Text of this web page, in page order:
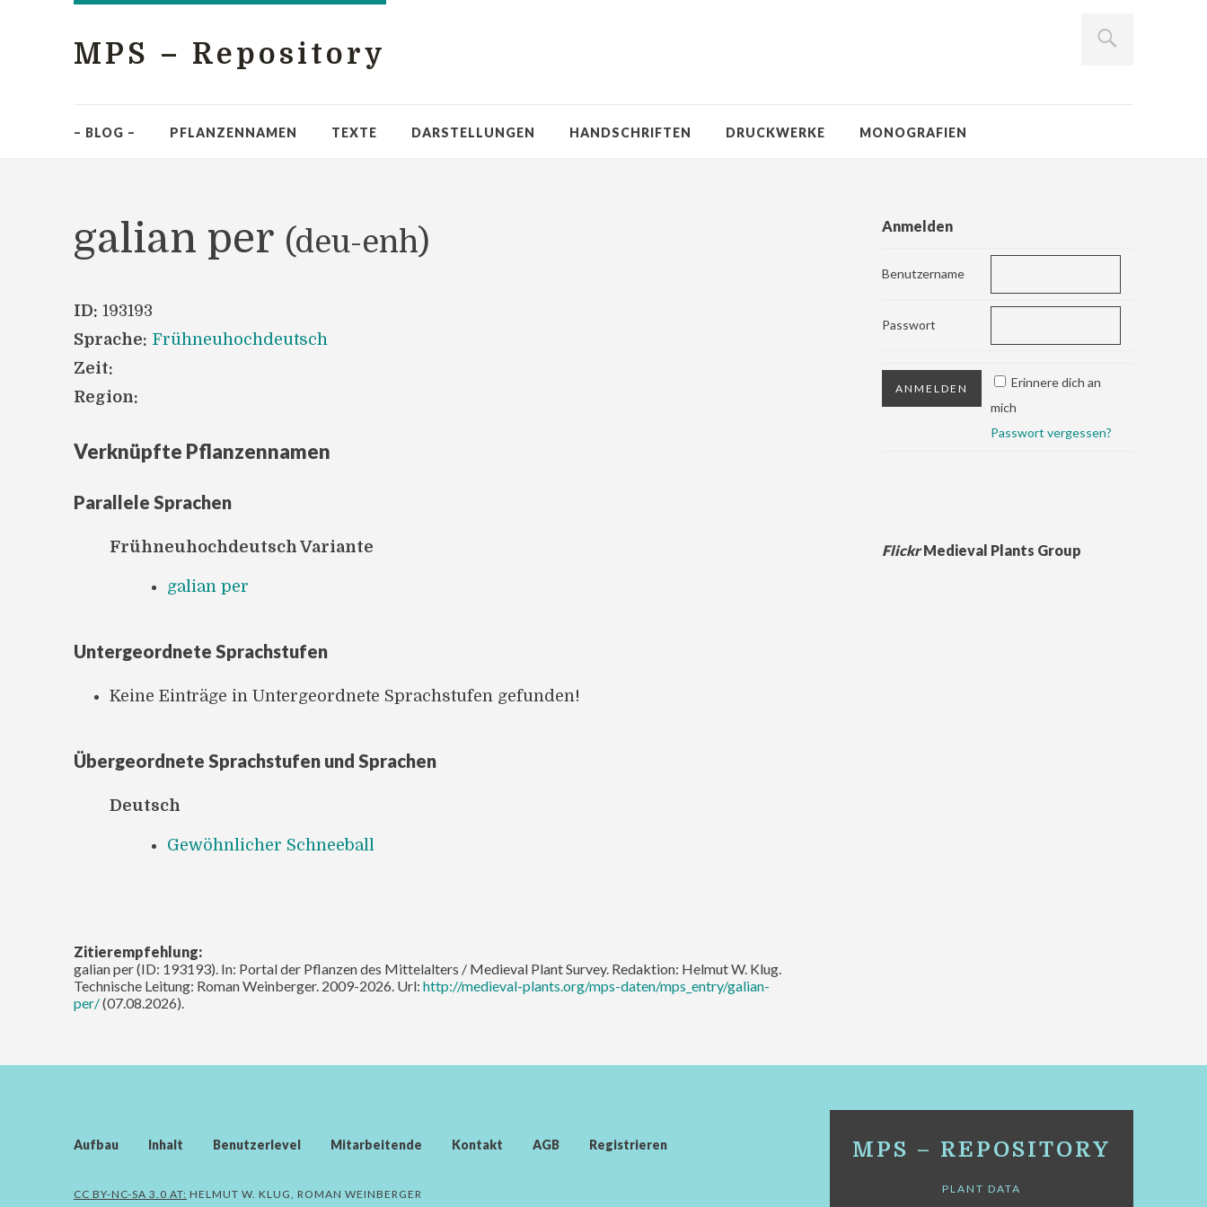
MPS – Repository
– BLOG – PFLANZENNAMEN TEXTE DARSTELLUNGEN HANDSCHRIFTEN DRUCKWERKE MONOGRAFIEN
galian per (deu-enh)
ID: 193193
Sprache: Frühneuhochdeutsch
Zeit:
Region:
Verknüpfte Pflanzennamen
Parallele Sprachen
Frühneuhochdeutsch Variante
galian per
Untergeordnete Sprachstufen
Keine Einträge in Untergeordnete Sprachstufen gefunden!
Übergeordnete Sprachstufen und Sprachen
Deutsch
Gewöhnlicher Schneeball
Zitierempfehlung:
galian per (ID: 193193). In: Portal der Pflanzen des Mittelalters / Medieval Plant Survey. Redaktion: Helmut W. Klug.
Technische Leitung: Roman Weinberger. 2009-2026. Url: http://medieval-plants.org/mps-daten/mps_entry/galian-
per/(07.08.2026).
Anmelden
Benutzername
Passwort
Erinnere dich an
mich
Passwort vergessen?
FlickrMedieval Plants Group
Aufbau Inhalt Benutzerlevel Mitarbeitende Kontakt AGB Registrieren
CC BY-NC-SA 3.0 AT: HELMUT W. KLUG, ROMAN WEINBERGER
MPS – REPOSITORY
PLANT DATA